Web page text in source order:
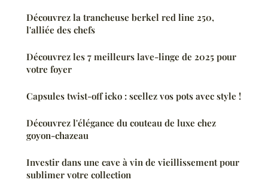
Découvrez la trancheuse berkel red line 250,
l'alliée des chefs
Découvrez les 7 meilleurs lave-linge de 2025 pour
votre foyer
Capsules twist-off icko : scellez vos pots avec style !
Découvrez l'élégance du couteau de luxe chez
goyon-chazeau
Investir dans une cave à vin de vieillissement pour
sublimer votre collection